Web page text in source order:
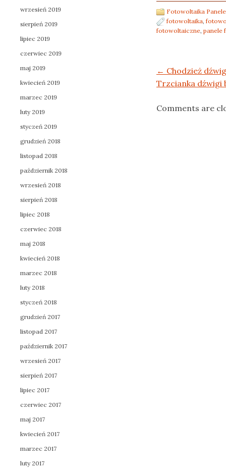
Fotowoltaika
fotowoltaika,
fotowoltaiczne, panele
Post navigation
← Chodzież
Trzcianka dźwigi
Comments are
wrzesień 2019
sierpień 2019
lipiec 2019
czerwiec 2019
maj 2019
kwiecień 2019
marzec 2019
luty 2019
styczeń 2019
grudzień 2018
listopad 2018
październik 2018
wrzesień 2018
sierpień 2018
lipiec 2018
czerwiec 2018
maj 2018
kwiecień 2018
marzec 2018
luty 2018
styczeń 2018
grudzień 2017
listopad 2017
październik 2017
wrzesień 2017
sierpień 2017
lipiec 2017
czerwiec 2017
maj 2017
kwiecień 2017
marzec 2017
luty 2017